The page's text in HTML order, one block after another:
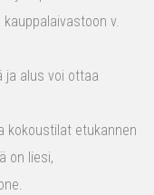
v.
ja alus voi ottaa
kokoustilat etukannen
on liesi,